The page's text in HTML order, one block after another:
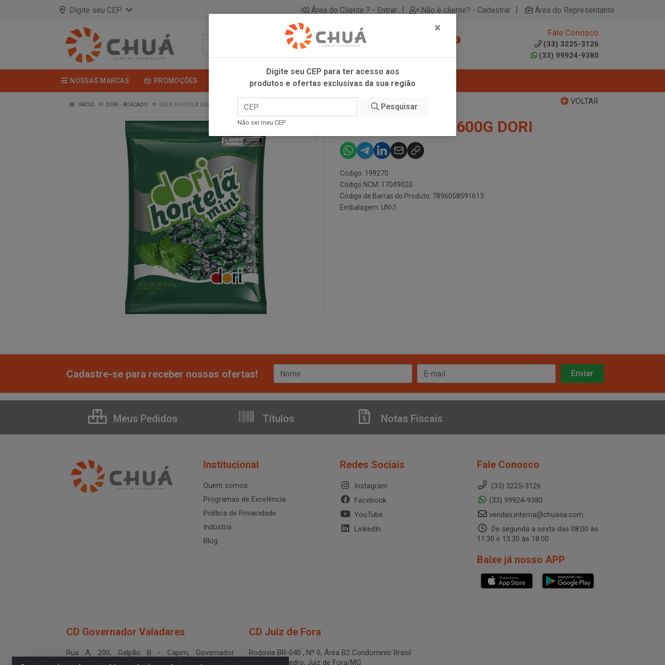
Digite seu CEP Área do Cliente ? - Entrar | Não é cliente? - Cadastrar | Área do Representante
0
Fale Conosco
(33) 3225-3126
(33) 99924-9380
NOSSAS MARCAS PROMOÇÕES
VOLTAR
INÍCIO DORI - ATACADO BALA HORTELA 600G DORI
BALA HORTELA 600G DORI
Código: 199270
Código NCM: 17049020
Código de Barras do Produto: 7896058591613
Embalagem: UN\1
Cadastre-se para receber nossas ofertas!
Meus Pedidos Títulos Notas Fiscais
Institucional
Quem somos
Programas de Excelência
Política de Privacidade
Indústria
Blog
Redes Sociais
Instagram
Facebook
YouTube
LinkedIn
Fale Conosco
(33) 3225-3126
(33) 99924-9380
vendas.interna@chuasa.com
De segunda a sexta das 08:00 às
11:30 e 13:30 às 18:00
Baixe já nosso APP
CD Governador Valadares
Rua A, 200, Galpão B - Capim, Governador
Valadares/MG - CEP 35.024-400
CD Juiz de Fora
Rodovia BR-040 , Nº 0, Área B2 Condominio Brasil
LOG - São Pedro, Juiz de Fora/MG
×
Digite seu CEP para ter acesso aos
produtos e ofertas exclusivas da sua região
Pesquisar
Não sei meu CEP